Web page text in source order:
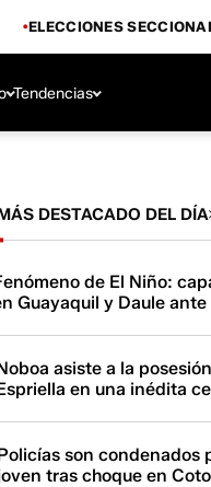
ELECCIONES
Tendencias
DESTACADO DEL DÍA
de El Niño:
Guayaquil y Daule
asiste a la
en una inédita
son condenados
tras choque en